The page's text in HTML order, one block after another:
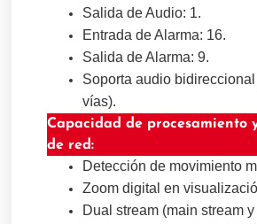
Salida de Audio: 1.
Entrada de Alarma: 16.
Salida de Alarma: 9.
Soporta audio
vías).
Capacidad de procesamiento
de red:
Detección de movimiento
Zoom digital en
Dual stream (main stream